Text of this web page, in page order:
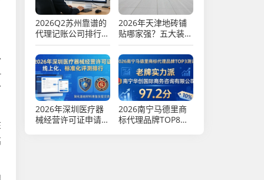
2026Q2苏州靠谱的
代理记账公司排行推
荐，注册公司代办优
质财税服务机构优选
指南
2026年天津地砖铺
贴哪家强？五大装修
公司深度评测与口碑
推荐
2026年深圳医疗器
械经营许可证申请机
2026南宁马德里商
标代理品牌TOP8测